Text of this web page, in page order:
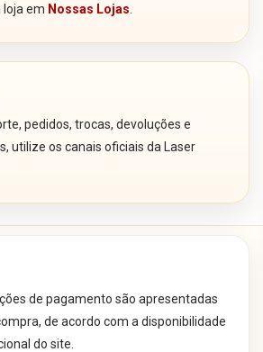
loja em Nossas Lojas
pedidos, trocas, devoluções e
utilize os canais oficiais da Laser
de pagamento são apresentadas
de acordo com a disponibilidade
do site.